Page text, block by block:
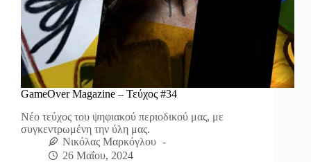
GameOver Magazine – Τεύχος #34
Νέο τεύχος του ψηφιακού περιοδικού μας, με
συγκεντρωμένη την ύλη μας.
Νικόλας Μαρκόγλου
26 Μαΐου, 2024